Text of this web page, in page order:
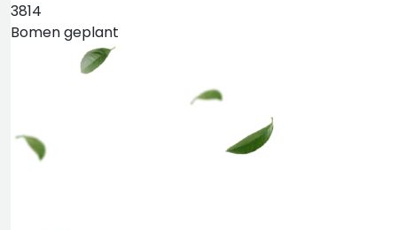
3814
Bomen geplant